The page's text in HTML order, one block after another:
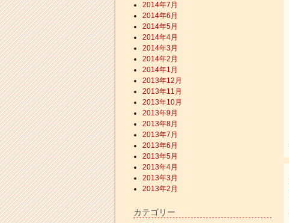
2014年7月
2014年6月
2014年5月
2014年4月
2014年3月
2014年2月
2014年1月
2013年12月
2013年11月
2013年10月
2013年9月
2013年8月
2013年7月
2013年6月
2013年5月
2013年4月
2013年3月
2013年2月
カテゴリー